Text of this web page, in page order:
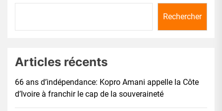
Rechercher
Articles récents
66 ans d’indépendance: Kopro Amani appelle la Côte
d’Ivoire à franchir le cap de la souveraineté